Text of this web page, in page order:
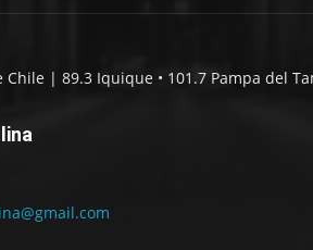
| 89.3 Iquique • 101.7 Pampa del